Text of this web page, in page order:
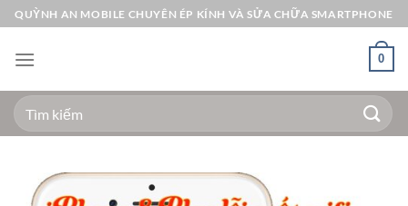
Bỏ
qua
nội
QUỲNH AN MOBILE CHUYÊN ÉP KÍNH VÀ SỬA CHỮA SMARTPHONE
0
Tìm
kiếm: